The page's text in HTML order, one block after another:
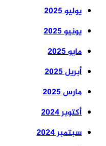
يوليو 2025
يونيو 2025
مايو 2025
أبريل 2025
مارس 2025
أكتوبر 2024
سبتمبر 2024